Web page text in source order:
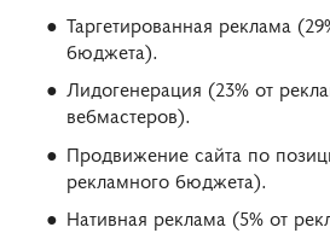
Таргетированная реклама
бюджета).
Лидогенерация (23% от
вебмастеров).
Продвижение сайта по
рекламного бюджета).
Нативная реклама (5% от